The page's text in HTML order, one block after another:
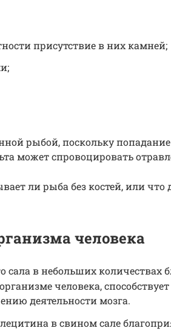
присутствие в них камней;
рыбой, поскольку
может спровоцировать
ли рыба без костей, или
человека
сала в небольших количествах
человека,
деятельности мозга.
в свином сале